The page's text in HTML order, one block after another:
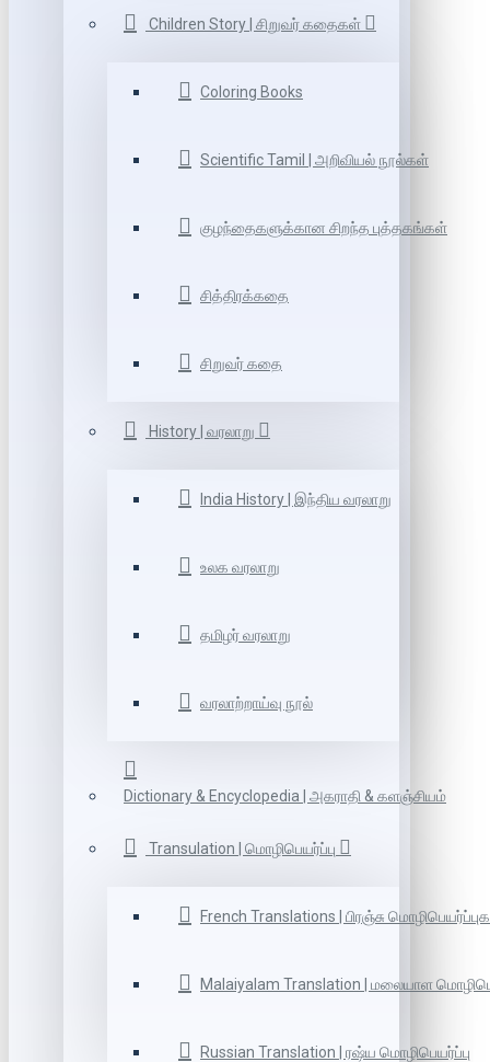
Children Story | சிறுவர் கதைகள்
Coloring Books
Scientific Tamil | அறிவியல் நூல்கள்
குழந்தைகளுக்கான சிறந்த புத்தகங்கள்
சித்திரக்கதை
சிறுவர் கதை
History | வரலாறு
India History | இந்திய வரலாறு
உலக வரலாறு
தமிழர் வரலாறு
வரலாற்றாய்வு நூல்
Dictionary & Encyclopedia | அகராதி & களஞ்சியம்
Transulation | மொழிபெயர்ப்பு
French Translations | பிரஞ்சு
Malaiyalam Translation | மலையாள
Russian Translation | ரஷ்ய மொழிபெயர்ப்பு